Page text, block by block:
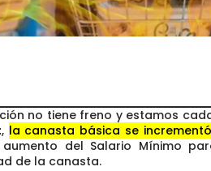
no tiene freno y estamos
, la canasta básica se incrementó
del Salario Mínimo
de la canasta.